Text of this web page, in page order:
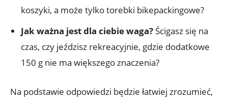
koszyki, a może tylko torebki bikepackingowe?
Jak ważna jest dla ciebie waga?Ścigasz się na
czas, czy jeździsz rekreacyjnie, gdzie dodatkowe
150 g nie ma większego znaczenia?
Na podstawie odpowiedzi będzie łatwiej zrozumieć,